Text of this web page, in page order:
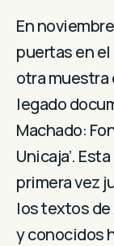
En
puertas en
otra muestra
legado
Machado:
Unicaja’.
primera vez
los textos
y conocidos